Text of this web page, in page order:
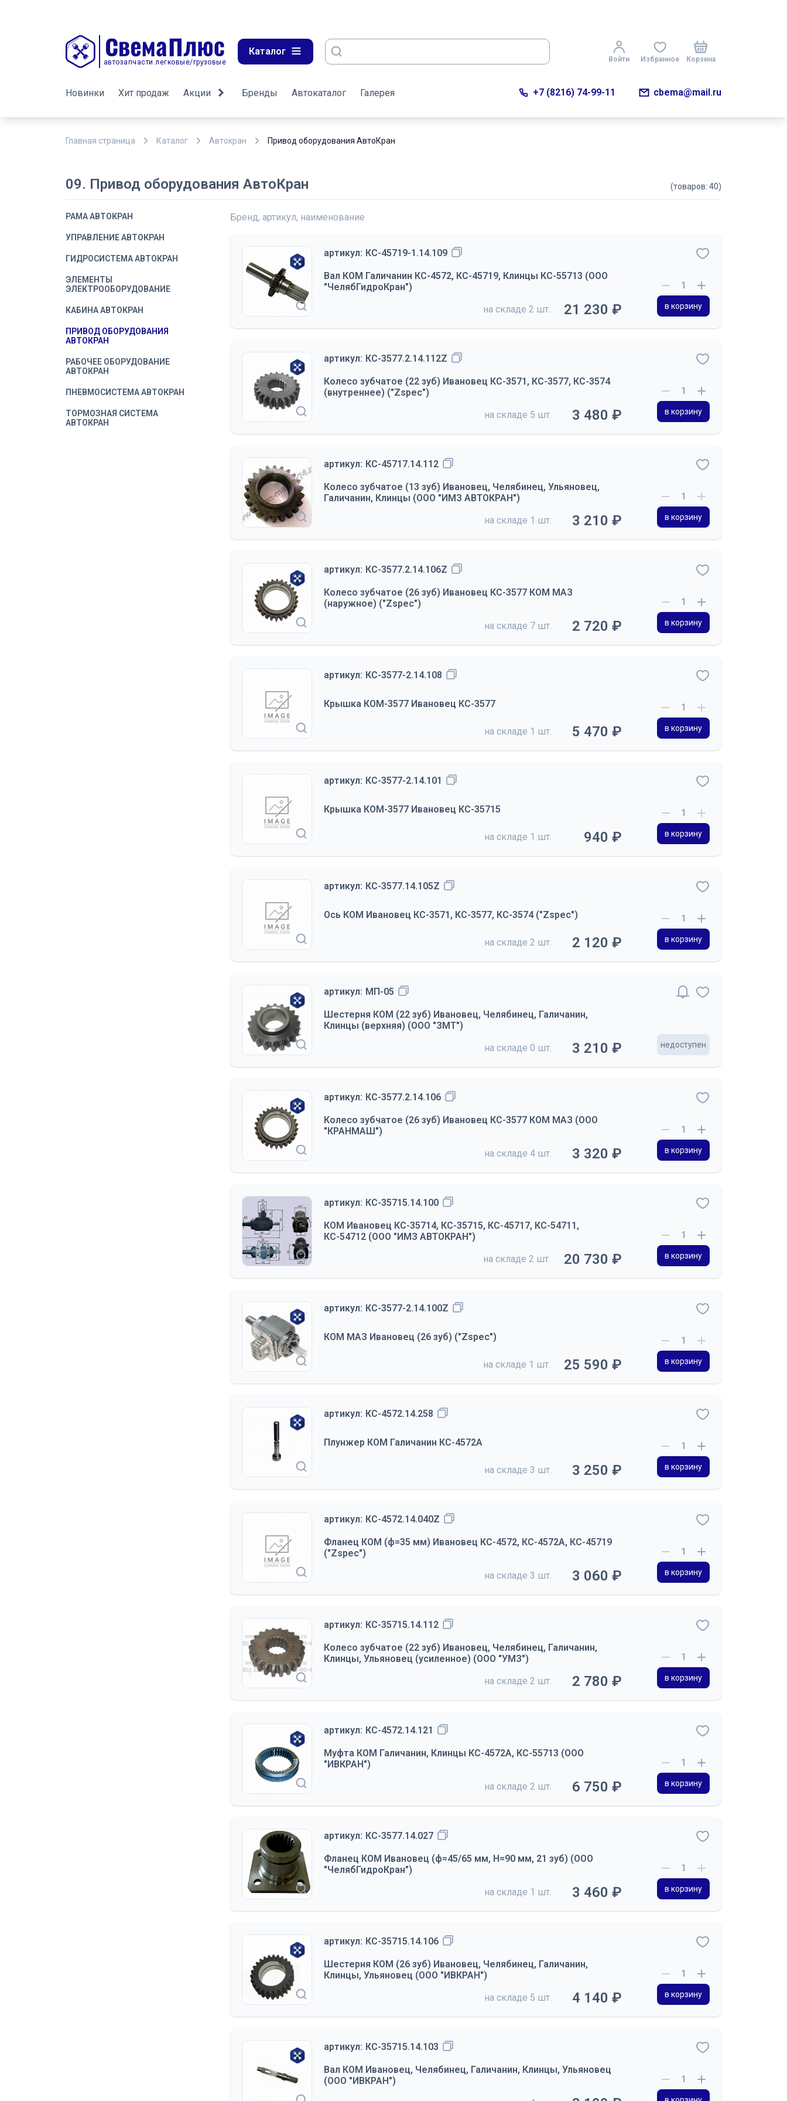
автозапчасти легковые/грузовые
Каталог
Войти Избранное Корзина
Новинки Хит продаж Акции Бренды Автокаталог Галерея +7 (8216) 74-99-11 cbema@mail.ru
Главная страница Каталог Автокран Привод оборудования АвтоКран
09. Привод оборудования АвтоКран (товаров: 40)
РАМА АВТОКРАН
УПРАВЛЕНИЕ АВТОКРАН
ГИДРОСИСТЕМА АВТОКРАН
ЭЛЕМЕНТЫ
ЭЛЕКТРООБОРУДОВАНИЕ
КАБИНА АВТОКРАН
ПРИВОД ОБОРУДОВАНИЯ
АВТОКРАН
РАБОЧЕЕ ОБОРУДОВАНИЕ
АВТОКРАН
ПНЕВМОСИСТЕМА АВТОКРАН
ТОРМОЗНАЯ СИСТЕМА
АВТОКРАН
Бренд, артикул, наименование
артикул: КС-45719-1.14.109
Вал КОМ Галичанин КС-4572, КС-45719, Клинцы КС-55713 (ООО
"ЧелябГидроКран")
на складе 2 шт. 21 230 ₽ в корзину
артикул: КС-3577.2.14.112Z
Колесо зубчатое (22 зуб) Ивановец КС-3571, КС-3577, КС-3574
(внутреннее) ("Zspec")
на складе 5 шт. 3 480 ₽ в корзину
артикул: КС-45717.14.112
Колесо зубчатое (13 зуб) Ивановец, Челябинец, Ульяновец,
Галичанин, Клинцы (ООО "ИМЗ АВТОКРАН")
на складе 1 шт. 3 210 ₽ в корзину
артикул: КС-3577.2.14.106Z
Колесо зубчатое (26 зуб) Ивановец КС-3577 КОМ МАЗ
(наружное) ("Zspec")
на складе 7 шт. 2 720 ₽ в корзину
артикул: КС-3577-2.14.108
Крышка КОМ-3577 Ивановец КС-3577
на складе 1 шт. 5 470 ₽ в корзину
артикул: КС-3577-2.14.101
Крышка КОМ-3577 Ивановец КС-35715
на складе 1 шт. 940 ₽ в корзину
артикул: КС-3577.14.105Z
Ось КОМ Ивановец КС-3571, КС-3577, КС-3574 ("Zspec")
на складе 2 шт. 2 120 ₽ в корзину
артикул: МП-05
Шестерня КОМ (22 зуб) Ивановец, Челябинец, Галичанин,
Клинцы (верхняя) (ООО "ЗМТ")
на складе 0 шт. 3 210 ₽ недоступен
артикул: КС-3577.2.14.106
Колесо зубчатое (26 зуб) Ивановец КС-3577 КОМ МАЗ (ООО
"КРАНМАШ")
на складе 4 шт. 3 320 ₽ в корзину
артикул: КС-35715.14.100
КОМ Ивановец КС-35714, КС-35715, КС-45717, КС-54711,
КС-54712 (ООО "ИМЗ АВТОКРАН")
на складе 2 шт. 20 730 ₽ в корзину
артикул: КС-3577-2.14.100Z
КОМ МАЗ Ивановец (26 зуб) ("Zspec")
на складе 1 шт. 25 590 ₽ в корзину
артикул: КС-4572.14.258
Плунжер КОМ Галичанин КС-4572А
на складе 3 шт. 3 250 ₽ в корзину
артикул: КС-4572.14.040Z
Фланец КОМ (ф=35 мм) Ивановец КС-4572, КС-4572А, КС-45719
("Zspec")
на складе 3 шт. 3 060 ₽ в корзину
артикул: КС-35715.14.112
Колесо зубчатое (22 зуб) Ивановец, Челябинец, Галичанин,
Клинцы, Ульяновец (усиленное) (ООО "УМЗ")
на складе 2 шт. 2 780 ₽ в корзину
артикул: КС-4572.14.121
Муфта КОМ Галичанин, Клинцы КС-4572А, КС-55713 (ООО
"ИВКРАН")
на складе 2 шт. 6 750 ₽ в корзину
артикул: КС-3577.14.027
Фланец КОМ Ивановец (ф=45/65 мм, Н=90 мм, 21 зуб) (ООО
"ЧелябГидроКран")
на складе 1 шт. 3 460 ₽ в корзину
артикул: КС-35715.14.106
Шестерня КОМ (26 зуб) Ивановец, Челябинец, Галичанин,
Клинцы, Ульяновец (ООО "ИВКРАН")
на складе 5 шт. 4 140 ₽ в корзину
артикул: КС-35715.14.103
Вал КОМ Ивановец, Челябинец, Галичанин, Клинцы, Ульяновец
(ООО "ИВКРАН")